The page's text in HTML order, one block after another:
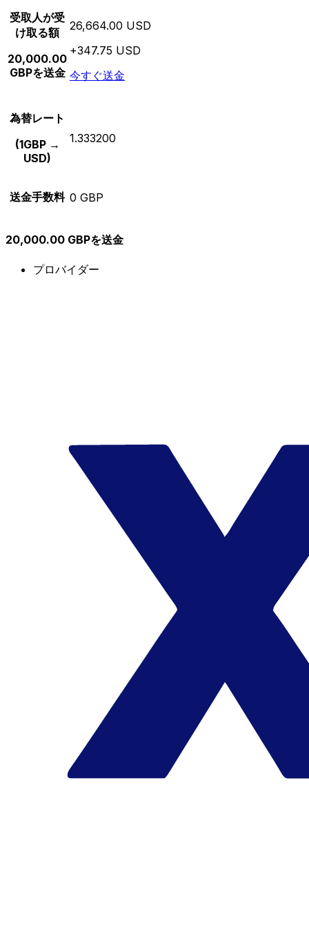
受取人が受
け取る額
20,000.00
GBPを送金
26,664.00 USD
+347.75 USD
今すぐ送金
為替レート
(1GBP →
USD)
1.333200
送金手数料 0 GBP
20,000.00 GBPを送金
プロバイダー